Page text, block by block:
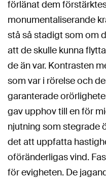
förlänat dem
monumentaliserande
stå så stadigt som om
att de skulle kunna
de än var. Kontrasten
som var i rörelse och
garanterade
gav upphov till en för
njutning som stegrade
det att uppfatta
oföränderligas vind.
för evigheten. De